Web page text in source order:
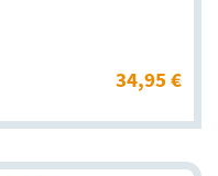
34,95 €